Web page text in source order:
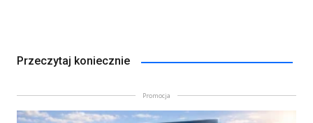
Przeczytaj koniecznie
Promocja